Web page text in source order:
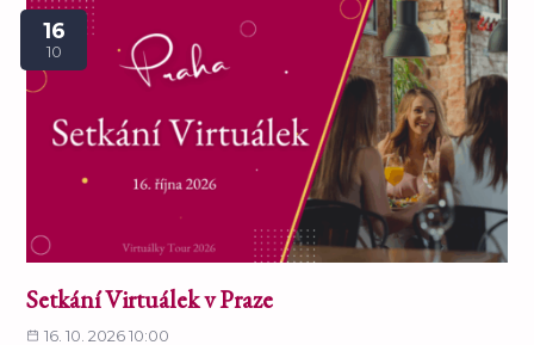
16
10
Setkání Virtuálek v Praze
16. 10. 2026 10:00